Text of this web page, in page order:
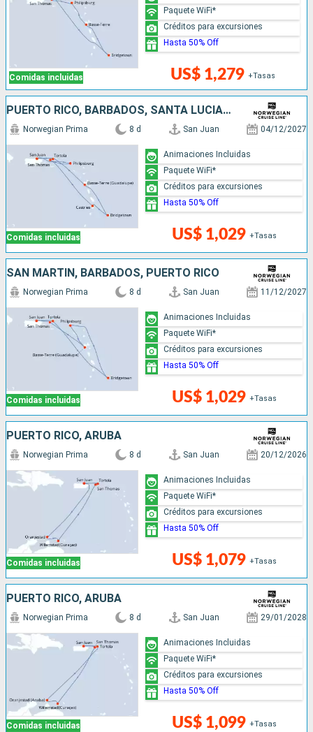
Comidas incluidas US$ 1,279 +Tasas
Paquete WiFi*
Créditos para excursiones
Hasta 50% Off
PUERTO RICO, BARBADOS, SANTA LUCIA, SAN MARTÍN
Comidas incluidas
Norwegian Prima 8 d San Juan 04/12/2027
US$ 1,029 +Tasas
Animaciones Incluidas
Paquete WiFi*
Créditos para excursiones
Hasta 50% Off
SAN MARTÍN, BARBADOS, PUERTO RICO
Comidas incluidas
Norwegian Prima 8 d San Juan 11/12/2027
US$ 1,029 +Tasas
Animaciones Incluidas
Paquete WiFi*
Créditos para excursiones
Hasta 50% Off
PUERTO RICO, ARUBA
Comidas incluidas
Norwegian Prima 8 d San Juan 20/12/2026
US$ 1,079 +Tasas
Animaciones Incluidas
Paquete WiFi*
Créditos para excursiones
Hasta 50% Off
PUERTO RICO, ARUBA
Comidas incluidas
Norwegian Prima 8 d San Juan 29/01/2028
US$ 1,099 +Tasas
Animaciones Incluidas
Paquete WiFi*
Créditos para excursiones
Hasta 50% Off